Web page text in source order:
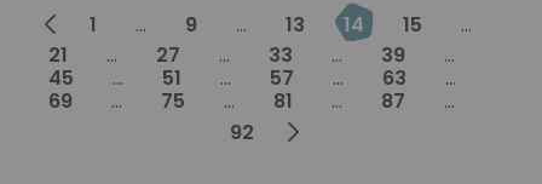
Prev 1 ... 9 ... 13 14 15
...
21
... 27 ... 33 ... 39
...
45
... 51 ... 57 ... 63
...
69
... 75 ... 81 ... 87
...
92
Next